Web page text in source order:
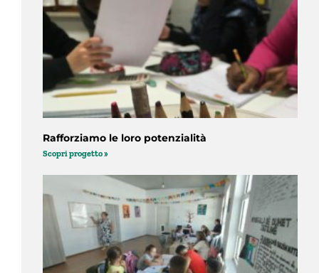
Rafforziamo le loro potenzialità
Scopri progetto »